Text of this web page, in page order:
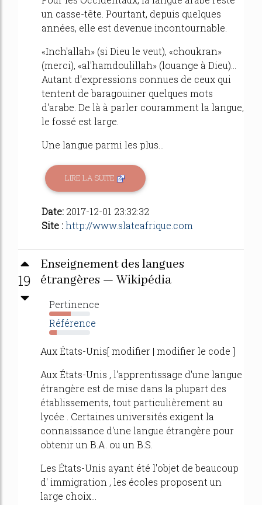
un casse-tête. Pourtant, depuis quelques
années, elle est devenue incontournable.
«Inch'allah» (si Dieu le veut), «choukran»
(merci), «al'hamdoulillah» (louange à Dieu)...
Autant d'expressions connues de ceux qui
tentent de baragouiner quelques mots
d'arabe. De là à parler couramment la langue,
le fossé est large.
Une langue parmi les plus...
LIRE LA SUITE
Date: 2017-12-01 23:32:32
Site :http://www.slateafrique.com
19
Enseignement des langues
étrangères — Wikipédia
Pertinence
53%
Référence
19%
Aux États-Unis[ modifier | modifier le code ]
Aux États-Unis , l'apprentissage d'une langue
étrangère est de mise dans la plupart des
établissements, tout particulièrement au
lycée . Certaines universités exigent la
connaissance d'une langue étrangère pour
obtenir un B.A. ou un B.S.
Les États-Unis ayant été l'objet de beaucoup
d' immigration , les écoles proposent un
large choix...